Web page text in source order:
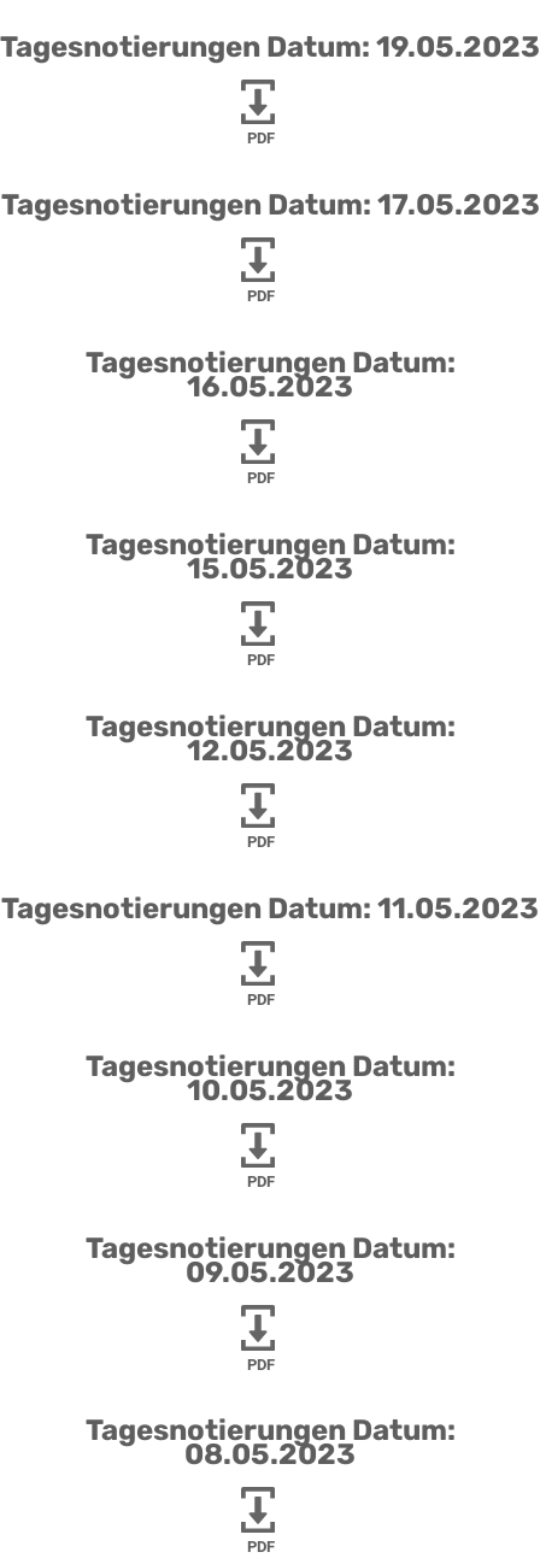
Tagesnotierungen Datum: 19.05.2023
PDF
Tagesnotierungen Datum: 17.05.2023
PDF
Tagesnotierungen Datum:
16.05.2023
PDF
Tagesnotierungen Datum:
15.05.2023
PDF
Tagesnotierungen Datum:
12.05.2023
PDF
Tagesnotierungen Datum: 11.05.2023
PDF
Tagesnotierungen Datum:
10.05.2023
PDF
Tagesnotierungen Datum:
09.05.2023
PDF
Tagesnotierungen Datum:
08.05.2023
PDF